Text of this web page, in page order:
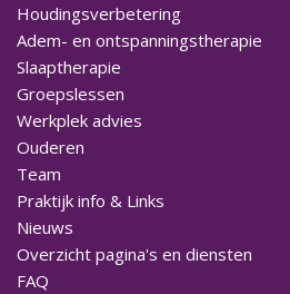
Houdingsverbetering
Adem- en ontspanningstherapie
Slaaptherapie
Groepslessen
Werkplek advies
Ouderen
Team
Praktijk info & Links
Nieuws
Overzicht pagina's en diensten
FAQ